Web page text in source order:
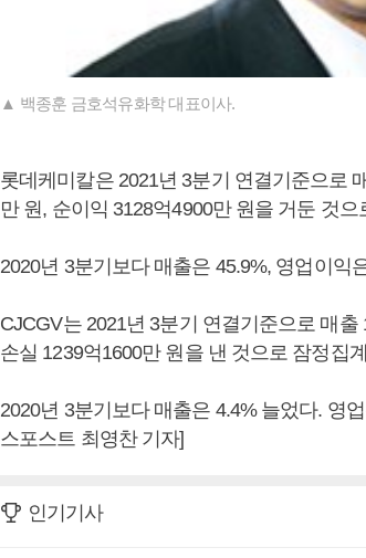
▲ 백종훈 금호석유화학 대표이사.
롯데케미칼은 2021년 3분기 연결기준으로
만 원, 순이익 3128억4900만 원을 거둔 것
2020년 3분기보다 매출은 45.9%, 영업이익
CJCGV는 2021년 3분기 연결기준으로 매
손실 1239억1600만 원을 낸 것으로 잠정집
2020년 3분기보다 매출은 4.4% 늘었다. 영
스포스트 최영찬 기자]
인기기사